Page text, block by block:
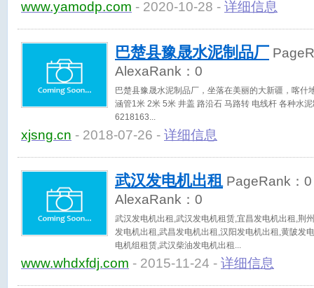
理、全新的技术、优质的产品、良好的信誉、开拓进
剂地坪、金刚砂耐磨地坪，混凝土修补砂浆材料等十
ISO9001：2000国际质量体系认证标准施工，具有
务措施。 经过数余年的市场耕耘，已形成了自己
定位，公司坚持以客户为中心，始终关注广大客户
及现场使用要求，在产品方面进行大胆革新和科学创
特的产品线。
www.yamodp.com - 2020-10-28 - 详细信息
巴楚县豫晟水泥制品厂
AlexaRank： 0
巴楚县豫晟水泥制品厂，坐落在美丽的大新疆，喀什
涵管1米 2米 5米 井盖 路沿石 马路转 电线杆 各种水
6218163
xjsng.cn - 2018-07-26 - 详细信息
武汉发电机出租 PageRank： 0
AlexaRank： 0
武汉发电机出租,武汉发电机租赁,宜昌发电机出租,荆
发电机出租,武昌发电机出租,汉阳发电机出租,黄陂发
电机组租赁,武汉柴油发电机出租
www.whdxfdj.com - 2015-11-24 - 详细信息